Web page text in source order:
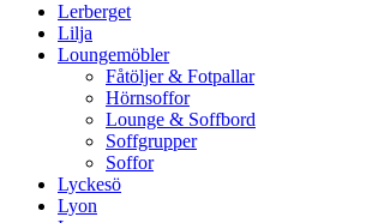
Lerberget
Lilja
Loungemöbler
Fåtöljer & Fotpallar
Hörnsoffor
Lounge & Soffbord
Soffgrupper
Soffor
Lyckesö
Lyon